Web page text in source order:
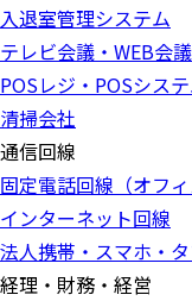
入退室管理システム
テレビ会議・WEB会
POSレジ・POSシス
清掃会社
通信回線
固定電話回線（オフィ
インターネット回線
法人携帯・スマホ・
経理・財務・経営